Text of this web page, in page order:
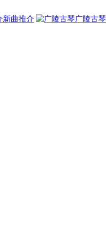
新曲推介 广陵古琴